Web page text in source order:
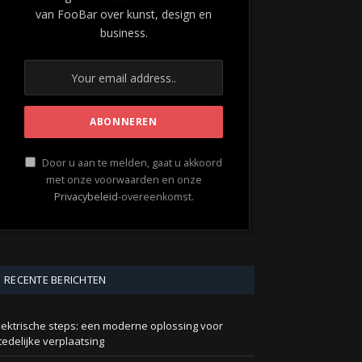
van FooBar over kunst, design en
business.
Door u aan te melden, gaat u akkoord
met onze voorwaarden en onze
Privacybeleid-overeenkomst.
RECENTE BERICHTEN
steps: een moderne oplossing voor
verplaatsing